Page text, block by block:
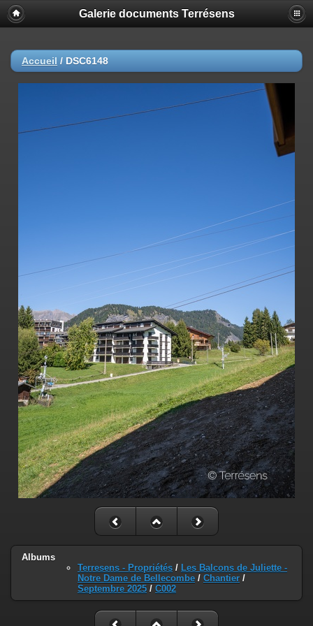
Galerie documents Terrésens
Accueil / DSC6148
Albums
Terresens - Propriétés / Les Balcons de Juliette -
Notre Dame de Bellecombe / Chantier /
Septembre 2025 / C002